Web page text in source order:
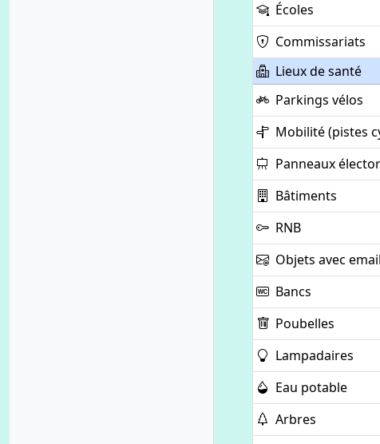
Écoles
Commissariats
Lieux de santé
Parkings vélos
Mobilité (pistes
Panneaux
Bâtiments
RNB
Objets avec email
Bancs
Poubelles
Lampadaires
Eau potable
Arbres